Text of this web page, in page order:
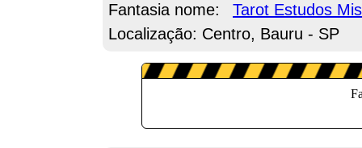
Fantasia nome:
Tarot Estudos
Localização: Centro, Bauru - SP